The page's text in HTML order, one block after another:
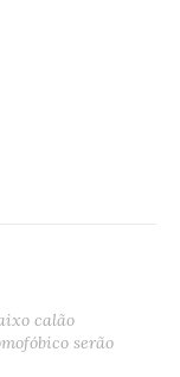
calão
serão